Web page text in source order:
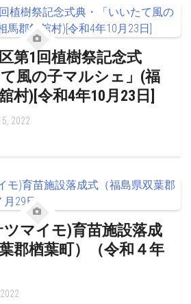
第1回植樹祭記念式
風の子マルシェ」(福
村)[令和4年10月23日]
2022
マイモ)育苗施設落成
郡楢葉町）（令和４年